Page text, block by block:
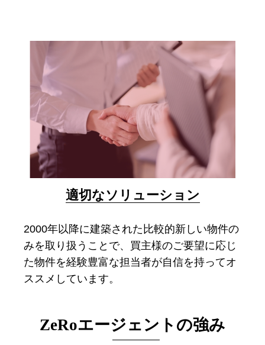
適切なソリューション
2000年以降に建築された比較的新しい物件の
みを取り扱うことで、買主様のご要望に応じ
た物件を経験豊富な担当者が自信を持ってオ
ススメしています。
ZeRoエージェントの強み